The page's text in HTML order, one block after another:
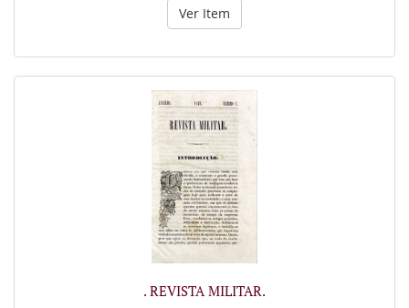
Ver Item
. REVISTA MILITAR.